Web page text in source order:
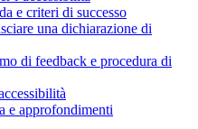
e criteri di successo
una dichiarazione di
di feedback e procedura di
e approfondimenti